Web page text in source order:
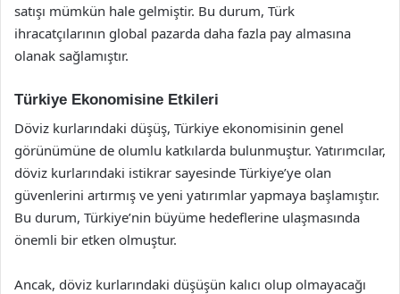
satışı mümkün hale gelmiştir. Bu durum, Türk
ihracatçılarının global pazarda daha fazla pay almasına
olanak sağlamıştır.
Türkiye Ekonomisine Etkileri
Döviz kurlarındaki düşüş, Türkiye ekonomisinin genel
görünümüne de olumlu katkılarda bulunmuştur. Yatırımcılar,
döviz kurlarındaki istikrar sayesinde Türkiye’ye olan
güvenlerini artırmış ve yeni yatırımlar yapmaya başlamıştır.
Bu durum, Türkiye’nin büyüme hedeflerine ulaşmasında
önemli bir etken olmuştur.
Ancak, döviz kurlarındaki düşüşün kalıcı olup olmayacağı